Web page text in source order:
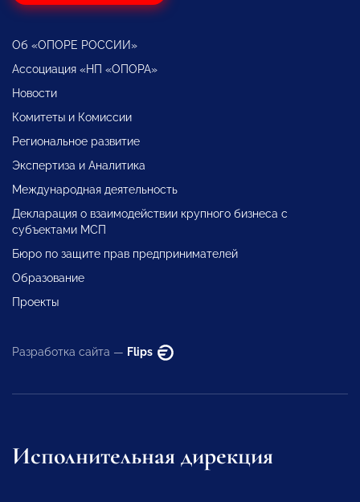
Об «ОПОРЕ РОССИИ»
Ассоциация «НП «ОПОРА»
Новости
Комитеты и Комиссии
Региональное развитие
Экспертиза и Аналитика
Международная деятельность
Декларация о взаимодействии крупного бизнеса с
субъектами МСП
Бюро по защите прав предпринимателей
Образование
Проекты
Разработка сайта — Flips
Исполнительная дирекция